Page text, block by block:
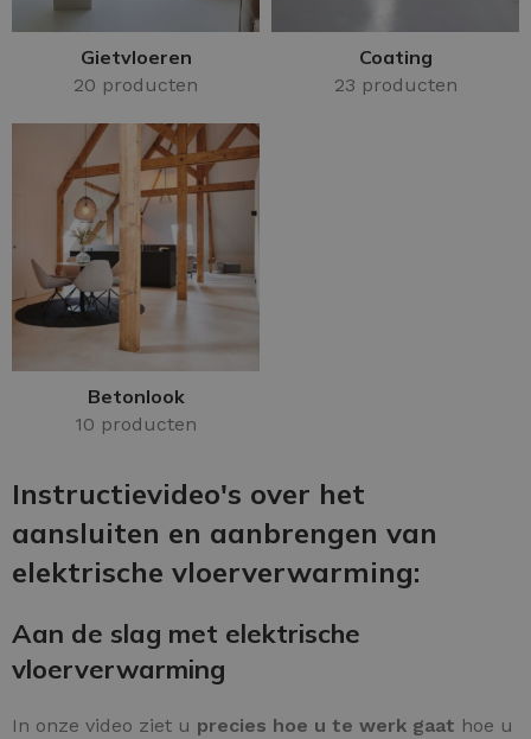
Gietvloeren
20 producten
Coating
23 producten
Betonlook
10 producten
Instructievideo's over het
aansluiten en aanbrengen van
elektrische vloerverwarming:
Aan de slag met elektrische
vloerverwarming
In onze video ziet u precies hoe u te werk gaat hoe u